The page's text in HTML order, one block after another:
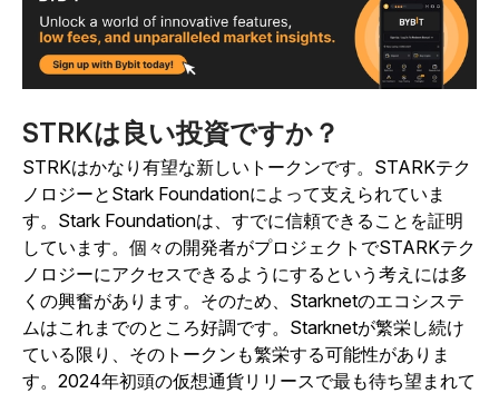
STRKは良い投資ですか？
STRKはかなり有望な新しいトークンです。STARKテク
ノロジーとStark Foundationによって支えられていま
す。Stark Foundationは、すでに信頼できることを証明
しています。個々の開発者がプロジェクトでSTARKテク
ノロジーにアクセスできるようにするという考えには多
くの興奮があります。そのため、Starknetのエコシステ
ムはこれまでのところ好調です。Starknetが繁栄し続け
ている限り、そのトークンも繁栄する可能性がありま
す。2024年初頭の仮想通貨リリースで最も待ち望まれて